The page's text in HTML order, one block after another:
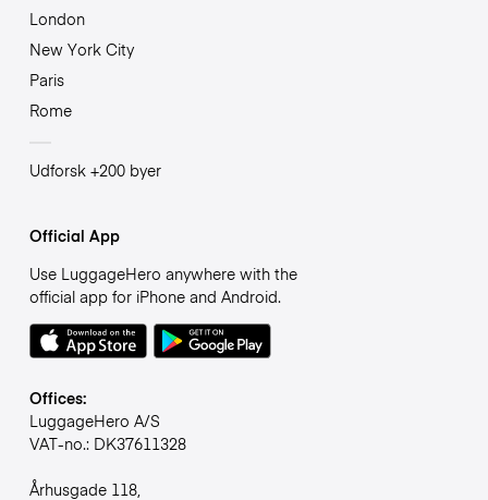
London
New York City
Paris
Rome
Udforsk +200 byer
Official App
Use LuggageHero anywhere with the
official app for iPhone and Android.
Offices:
LuggageHero A/S
VAT-no.: DK37611328
Århusgade 118,